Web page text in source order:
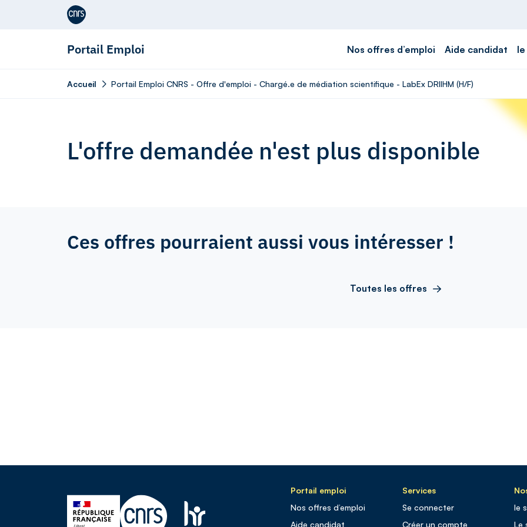
Aller au contenu
Portail Emploi Nos offres d’emploi Aide candidat
Accueil Portail Emploi CNRS - Offre d'emploi - Chargé.e de médiation scientifique - LabEx DRIIHM (H/F)
L'offre demandée n'est plus disponible
Ces offres pourraient aussi vous intéresser !
Toutes les offres
Portail emploi
Nos offres d’emploi
Aide candidat
Services
Se connecter
Créer un compte
le
Le